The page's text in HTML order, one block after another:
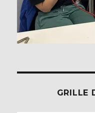
GRILLE